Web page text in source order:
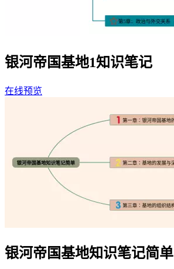
银河帝国基地1知识笔记
在线预览
银河帝国基地知识笔记简单